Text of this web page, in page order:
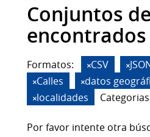
Conjuntos
encontrados
Formatos: CSV
Calles
datos
localidades
Por favor intente otra